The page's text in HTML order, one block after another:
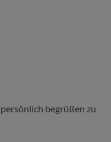
begrüßen zu